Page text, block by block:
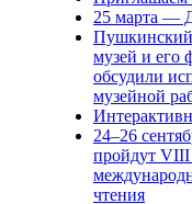
25 марта —
Пушкинский
музей и его
обсудили
музейной
24–26
пройдут VIII
чтения